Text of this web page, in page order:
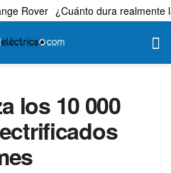
Rover ¿Cuánto dura realmente
los 10 000